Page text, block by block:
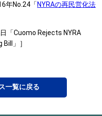
年No.24「 NYRAの再民営化法
「Cuomo Rejects NYRA
」］
一覧に戻る